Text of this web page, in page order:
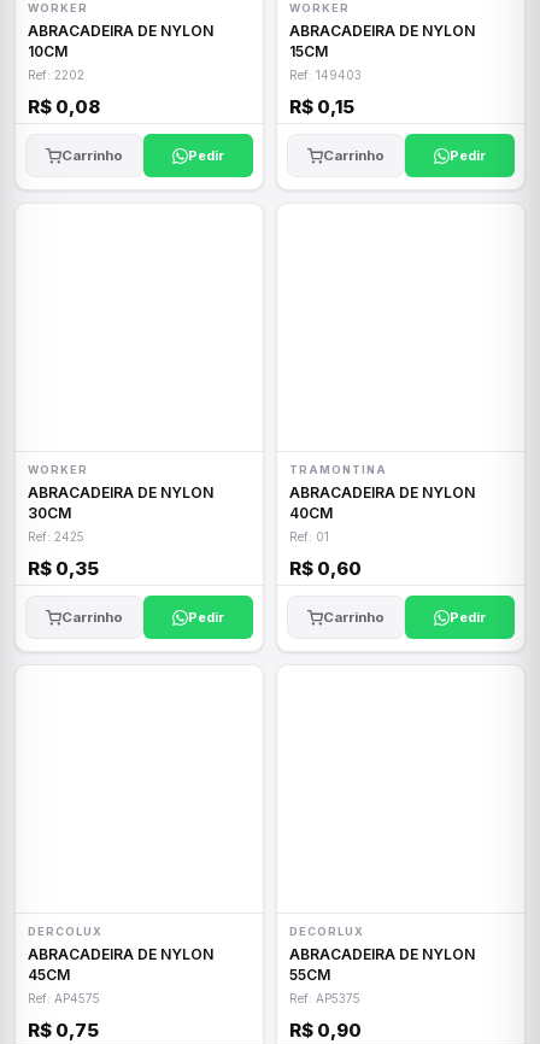
WORKER
ABRACADEIRA DE NYLON
10CM
Ref: 2202
R$ 0,08
Carrinho Pedir
WORKER
ABRACADEIRA DE NYLON
15CM
Ref: 149403
R$ 0,15
Carrinho Pedir
WORKER
ABRACADEIRA DE NYLON
30CM
Ref: 2425
R$ 0,35
Carrinho Pedir
TRAMONTINA
ABRACADEIRA DE NYLON
40CM
Ref: 01
R$ 0,60
Carrinho Pedir
DERCOLUX
ABRACADEIRA DE NYLON
45CM
Ref: AP4575
R$ 0,75
DECORLUX
ABRACADEIRA DE NYLON
55CM
Ref: AP5375
R$ 0,90